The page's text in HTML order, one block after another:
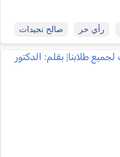
رأي حر صالح نجيدات